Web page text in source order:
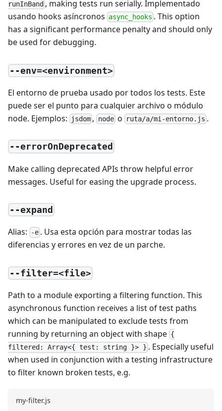
runInBand , making tests run serially. Implementado
usando hooks asíncronos async_hooks . This option
has a significant performance penalty and should only
be used for debugging.
--env=<environment>
El entorno de prueba usado por todos los tests. Este
puede ser el punto para cualquier archivo o módulo
node. Ejemplos:
jsdom , nodeo ruta/a/mi-entorno.js .
--errorOnDeprecated
Make calling deprecated APIs throw helpful error
messages. Useful for easing the upgrade process.
--expand
Alias: -e . Usa esta opción para mostrar todas las
diferencias y errores en vez de un parche.
--filter=<file>
Path to a module exporting a filtering function. This
asynchronous function receives a list of test paths
which can be manipulated to exclude tests from
running by returning an object with shape {
filtered: Array<{ test: string }> } . Especially useful
when used in conjunction with a testing infrastructure
to filter known broken tests, e.g.
my-filter.js